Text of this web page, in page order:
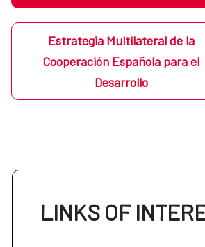
Estrategia Multilateral de la
Cooperación Española para el
Desarrollo
LINKS OF